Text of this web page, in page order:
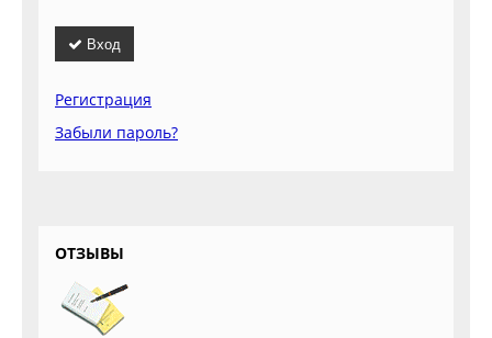
Вход
Регистрация
Забыли пароль?
ОТЗЫВЫ